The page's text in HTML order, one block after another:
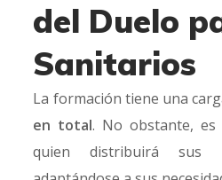
del Duelo
Sanitarios
La formación tiene una
en total. No obstante,
quien distribuirá sus